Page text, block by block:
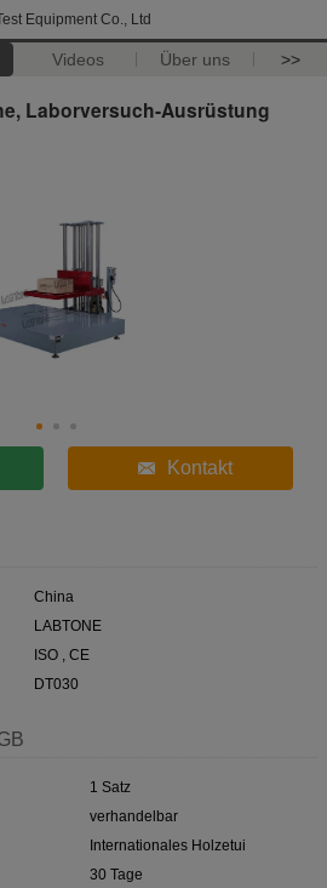
Equipment Co., Ltd
Videos Über uns >>
Laborversuch-Ausrüstung
Kontakt
China
LABTONE
ISO , CE
DT030
1 Satz
verhandelbar
Internationales Holzetui
30 Tage